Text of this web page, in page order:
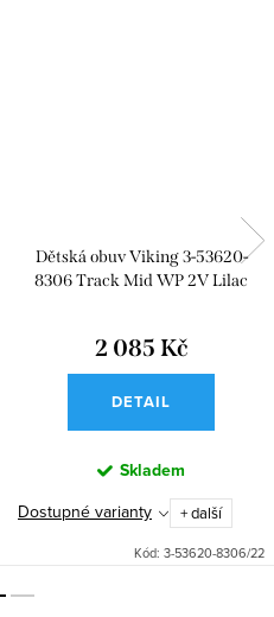
Dětská obuv Viking 3-53620-
8306 Track Mid WP 2V Lilac
2 085 Kč
DETAIL
Skladem
Dostupné varianty
+ další
Kód: 3-53620-8306/22